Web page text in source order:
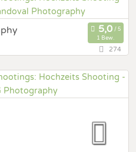
Shooting
Fotostory
1 Bew.
Shooting
Fotostory
274